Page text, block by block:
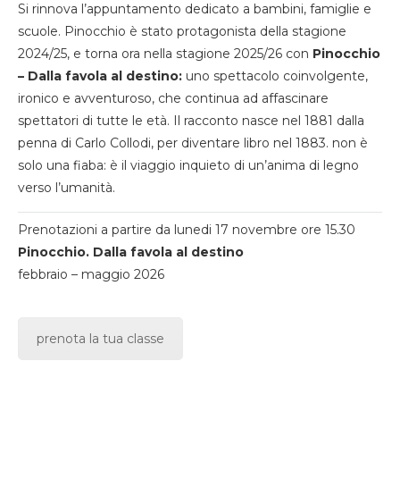
Si rinnova l’appuntamento dedicato a bambini, famiglie e
scuole. Pinocchio è stato protagonista della stagione
2024/25, e torna ora nella stagione 2025/26 con Pinocchio
– Dalla favola al destino: uno spettacolo coinvolgente,
ironico e avventuroso, che continua ad affascinare
spettatori di tutte le età. Il racconto nasce nel 1881 dalla
penna di Carlo Collodi, per diventare libro nel 1883. non è
solo una fiaba: è il viaggio inquieto di un’anima di legno
verso l’umanità.
Prenotazioni a partire da lunedi 17 novembre ore 15.30
Pinocchio. Dalla favola al destino
febbraio – maggio 2026
prenota la tua classe